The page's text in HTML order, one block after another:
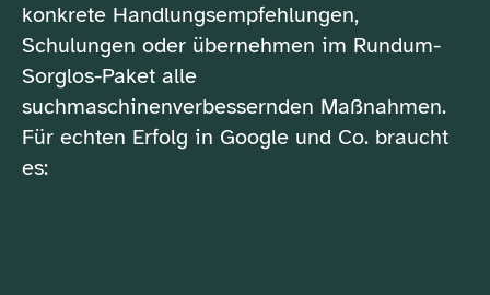
konkrete Handlungsempfehlungen,
Schulungen oder übernehmen im Rundum-
Sorglos-Paket alle
suchmaschinenverbessernden Maßnahmen.
Für echten Erfolg in Google und Co. braucht
es: